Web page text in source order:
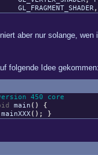
,
aber nur solange,
folgende Idee gekommen:
450 core
main ( )
{
( ) ; }